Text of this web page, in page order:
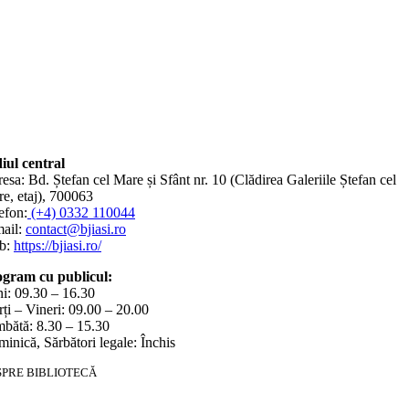
central
Bd. Ștefan cel Mare și Sfânt nr. 10 (Clădirea Galeriile Ștefan cel
etaj), 700063
(+4) 0332 110044
contact@bjiasi.ro
https://bjiasi.ro/
cu publicul:
09.30 – 16.30
– Vineri: 09.00 – 20.00
8.30 – 15.30
Sărbători legale: Închis
BIBLIOTECĂ